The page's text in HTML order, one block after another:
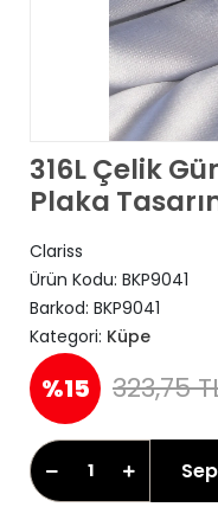
316L Çelik
Plaka
Clariss
Ürün Kodu: BKP9041
Barkod: BKP9041
Kategori: Küpe
%15 323,75